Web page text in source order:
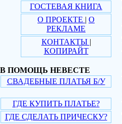
ГОСТЕВАЯ КНИГА
О ПРОЕКТЕ | О
РЕКЛАМЕ
КОНТАКТЫ |
КОПИРАЙТ
В ПОМОЩЬ НЕВЕСТЕ
СВАДЕБНЫЕ ПЛАТЬЯ Б/У
ГДЕ КУПИТЬ ПЛАТЬЕ?
ГДЕ СДЕЛАТЬ ПРИЧЕСКУ?